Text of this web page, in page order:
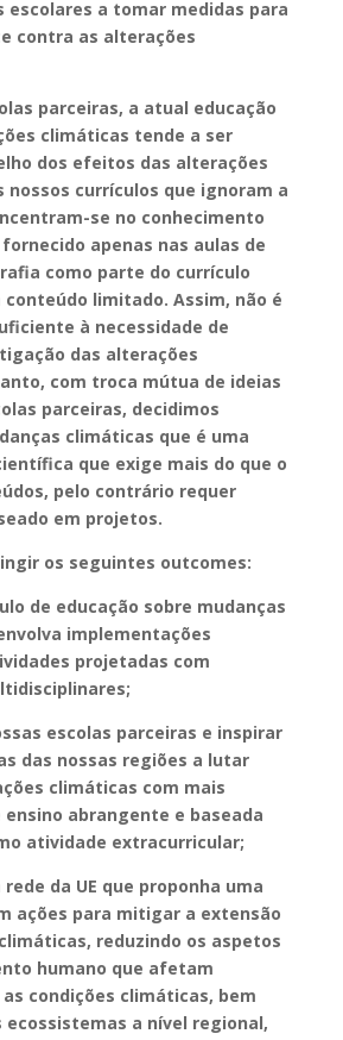
escolares a tomar medidas para
contra as alterações
parceiras, a atual educação
climáticas tende a ser
dos efeitos das alterações
nossos currículos que ignoram a
se no conhecimento
apenas nas aulas de
como parte do currículo
conteúdo limitado. Assim, não é
à necessidade de
das alterações
com troca mútua de ideias
parceiras, decidimos
climáticas que é uma
que exige mais do que o
pelo contrário requer
em projetos.
os seguintes outcomes:
de educação sobre mudanças
implementações
projetadas com
escolas parceiras e inspirar
das nossas regiões a lutar
climáticas com mais
abrangente e baseada
atividade extracurricular;
da UE que proponha uma
ações para mitigar a extensão
reduzindo os aspetos
humano que afetam
condições climáticas, bem
ecossistemas a nível regional,